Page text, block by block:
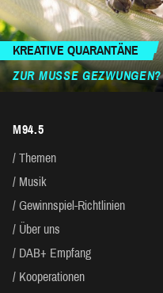
KREATIVE QUARANTÄNE
ZUR MUSSE GEZWUNGEN?
M94.5
Themen
Musik
Gewinnspiel-Richtlinien
Über uns
DAB+ Empfang
Kooperationen